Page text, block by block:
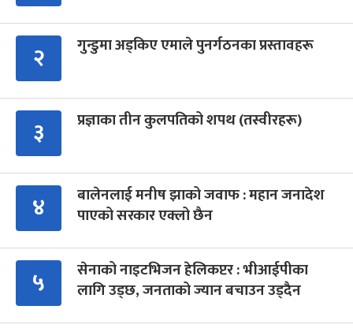
२ गुन्डुमा अड्किए एमाले पुनर्गठनका प्रस्तावहरू
३ प्रज्ञाका तीन कुलपतिको शपथ (तस्वीरहरू)
४
बालेनलाई मनीष झाको जवाफ : महान जनादेश
पाएको सरकार एक्लो छैन
५
सेनाको नाइटभिजन हेलिकप्टर : भीआईपीका
लागि उड्छ, जनताको ज्यान बचाउन उड्दैन